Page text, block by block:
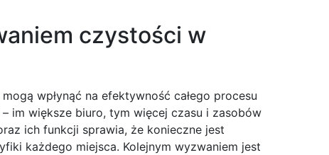
czystości w
wpłynąć na efektywność całego procesu
im większe biuro, tym więcej czasu i zasobów
ich funkcji sprawia, że konieczne jest
każdego miejsca. Kolejnym wyzwaniem jest